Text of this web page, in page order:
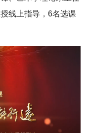
线上指导，6名选课